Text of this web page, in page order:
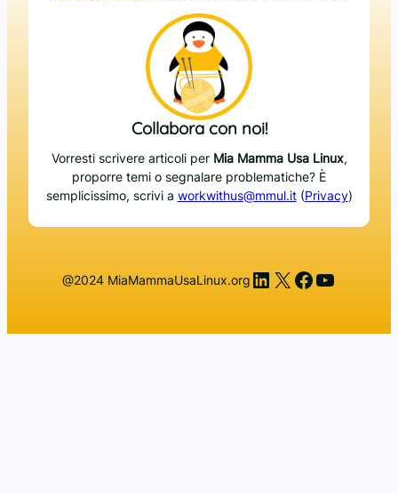
Collabora con noi!
Vorresti scrivere articoli per Mia Mamma Usa Linux,
proporre temi o segnalare problematiche? È
semplicissimo, scrivi a workwithus@mmul.it(Privacy)
@2024 MiaMammaUsaLinux.org LinkedIn
X Facebook